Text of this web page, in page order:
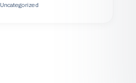
Uncategorized